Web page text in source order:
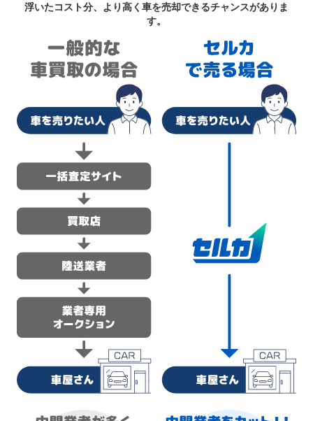
浮いたコスト分、より高く車を売却できるチャンスがありま
す。